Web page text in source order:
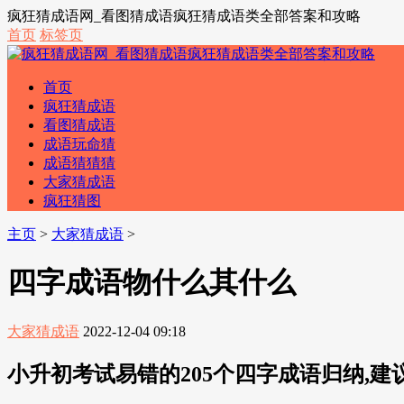
疯狂猜成语网_看图猜成语疯狂猜成语类全部答案和攻略
首页 标签页
首页
疯狂猜成语
看图猜成语
成语玩命猜
成语猜猜猜
大家猜成语
疯狂猜图
主页 > 大家猜成语 >
四字成语物什么其什么
大家猜成语 2022-12-04 09:18
小升初考试易错的205个四字成语归纳,建